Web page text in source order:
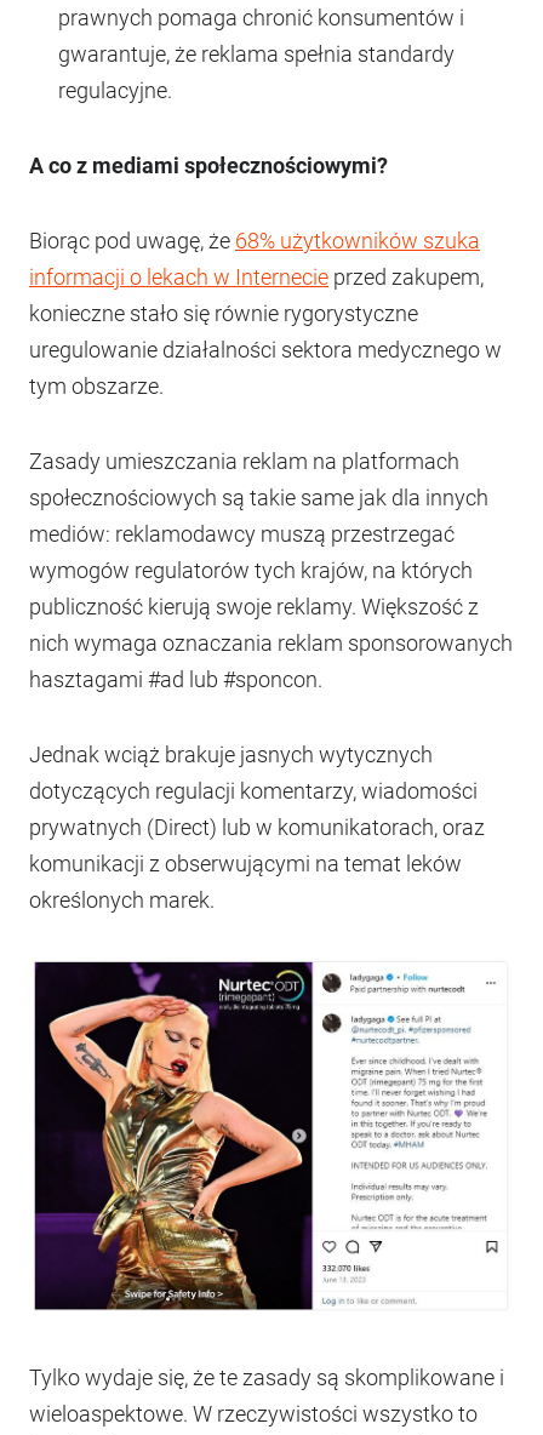
prawnych pomaga chronić konsumentów i
gwarantuje, że reklama spełnia standardy
regulacyjne.
A co z mediami społecznościowymi?
Biorąc pod uwagę, że 68% użytkowników szuka
informacji o lekach w Internecie przed zakupem,
konieczne stało się równie rygorystyczne
uregulowanie działalności sektora medycznego w
tym obszarze.
Zasady umieszczania reklam na platformach
społecznościowych są takie same jak dla innych
mediów: reklamodawcy muszą przestrzegać
wymogów regulatorów tych krajów, na których
publiczność kierują swoje reklamy. Większość z
nich wymaga oznaczania reklam sponsorowanych
hasztagami #ad lub #sponcon.
Jednak wciąż brakuje jasnych wytycznych
dotyczących regulacji komentarzy, wiadomości
prywatnych (Direct) lub w komunikatorach, oraz
komunikacji z obserwującymi na temat leków
określonych marek.
Tylko wydaje się, że te zasady są skomplikowane i
wieloaspektowe. W rzeczywistości wszystko to